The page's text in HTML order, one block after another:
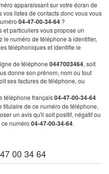
apparaissant sur votre écran de
listes de contacts donc vous vous
04-47-00-34-64 ?
et particuliers vous propose un
le numéro de téléphone à identifier,
téléphoniques et identifie le
de téléphone 0447003464, soit
donne son prénom, nom ou tout
ses factures de téléphone, ou
téléphone français04-47-00-34-64
de ce numéro de téléphone,
un avis qu'il soit positif, négatif ou
numéro 04-47-00-34-64.
00 34 64